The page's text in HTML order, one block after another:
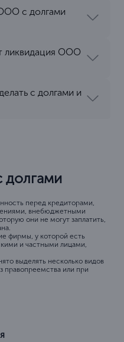
с долгами
ликвидация ООО
с долгами и
перед кредиторами,
внебюджетными
они не могут заплатить,
фирмы, у которой есть
и частными лицами,
выделять несколько видов
правопреемства или при